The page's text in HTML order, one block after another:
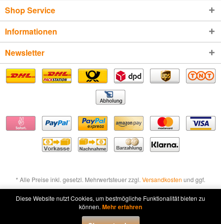
Shop Service
Informationen
Newsletter
* Alle Preise inkl. gesetzl. Mehrwertsteuer zzgl. Versandkosten und ggf.
Nachnahmegebühren, wenn nicht anders beschrieben
Widerruf erklären
Diese Website nutzt Cookies, um bestmögliche Funktionalität bieten zu
können. Mehr erfahren